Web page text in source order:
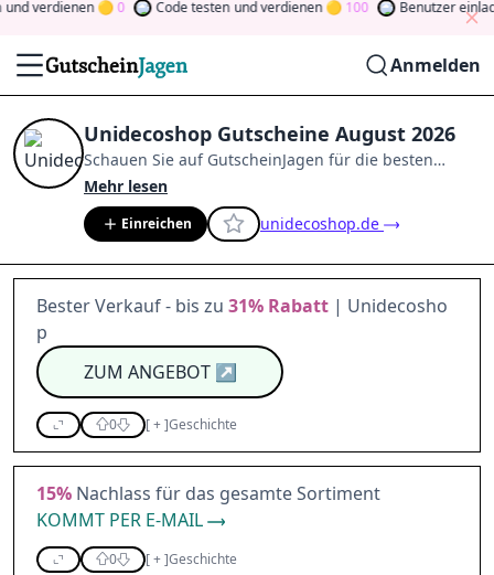
und verdienen 0 Code testen und verdienen 100 Benutzer
Anmelden
Unidecoshop Gutscheine August 2026
Schauen Sie auf GutscheinJagen für die besten
Unidecoshop
Mitglied der Community
indem Sie durch Abstimmen, Testen, Teilen und
mehr beitragen.
Drehen Sie den Glücksklee
gewinnen Sie Geld
Mehr lesen
Einreichen unidecoshop.de
Bester Verkauf - bis zu 31% Rabatt | Unidecosho
p
ZUM ANGEBOT↗
0 [+]Geschichte
15% Nachlass für das gesamte Sortiment
KOMMT PER E-MAIL
0 [+]Geschichte